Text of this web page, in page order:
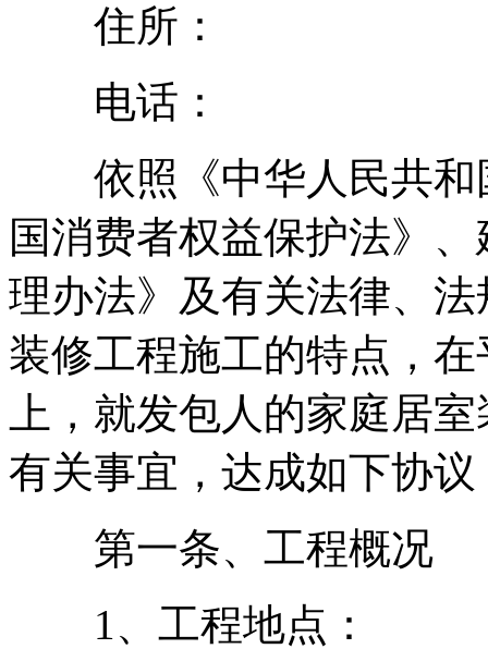
住所：
电话：
依照《中华人民共和
国消费者权益保护法》
理办法》及有关法律、
装修工程施工的特点，
上，就发包人的家庭居
有关事宜，达成如下协议
第一条、工程概况
1、工程地点：